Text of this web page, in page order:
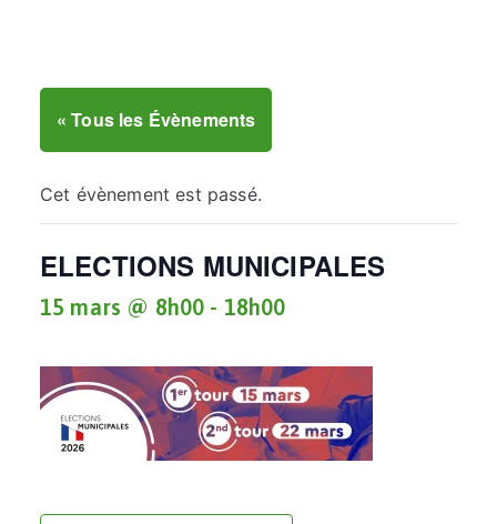
« Tous les Évènements
Cet évènement est passé.
ELECTIONS MUNICIPALES
15 mars @ 8h00 - 18h00